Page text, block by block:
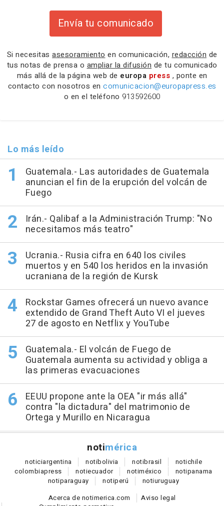
Envía tu comunicado
Si necesitas asesoramiento en comunicación, redacción de
tus notas de prensa o ampliar la difusión de tu comunicado
más allá de la página web de europa press , ponte en
contacto con nosotros en comunicacion@europapress.es
o en el teléfono 913592600
Lo más leído
Guatemala.- Las autoridades de Guatemala
anuncian el fin de la erupción del volcán de
Fuego
Irán.- Qalibaf a la Administración Trump: "No
necesitamos más teatro"
Ucrania.- Rusia cifra en 640 los civiles
muertos y en 540 los heridos en la invasión
ucraniana de la región de Kursk
Rockstar Games ofrecerá un nuevo avance
extendido de Grand Theft Auto VI el jueves
27 de agosto en Netflix y YouTube
Guatemala.- El volcán de Fuego de
Guatemala aumenta su actividad y obliga a
las primeras evacuaciones
EEUU propone ante la OEA "ir más allá"
contra "la dictadura" del matrimonio de
Ortega y Murillo en Nicaragua
notimérica
noticiargentina notibolivia notibrasil notichile
colombiapress notiecuador notiméxico notipanama
notiparaguay notiperú notiuruguay
Acerca de notimerica.com
Aviso legal